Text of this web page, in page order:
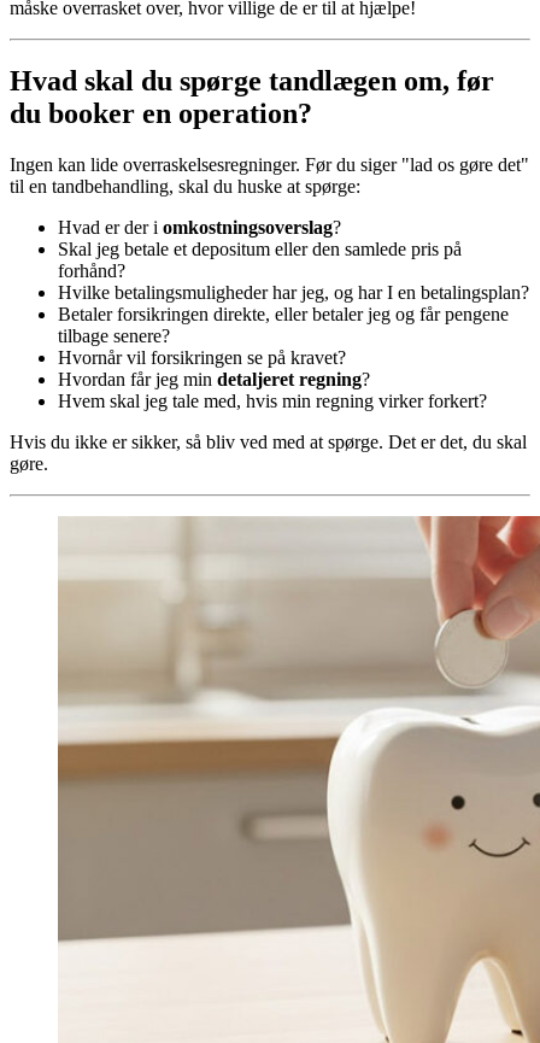
måske overrasket over, hvor villige de er til at hjælpe!
Hvad skal du spørge tandlægen om, før
du booker en operation?
Ingen kan lide overraskelsesregninger. Før du siger "lad os gøre det"
til en tandbehandling, skal du huske at spørge:
Hvad er der i omkostningsoverslag?
Skal jeg betale et depositum eller den samlede pris på
forhånd?
Hvilke betalingsmuligheder har jeg, og har I en betalingsplan?
Betaler forsikringen direkte, eller betaler jeg og får pengene
tilbage senere?
Hvornår vil forsikringen se på kravet?
Hvordan får jeg min detaljeret regning?
Hvem skal jeg tale med, hvis min regning virker forkert?
Hvis du ikke er sikker, så bliv ved med at spørge. Det er det, du skal
gøre.